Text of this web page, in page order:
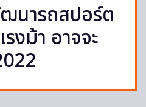
นารถสปอร์ต
งม้า อาจจะ